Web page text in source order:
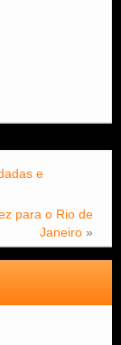
e
para o Rio de
Janeiro »